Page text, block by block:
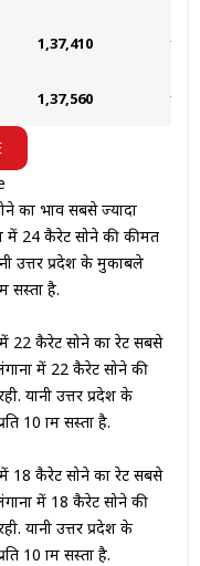
₹1,37,410
₹1,37,560
का भाव सबसे ज्यादा
में 24 कैरेट सोने की कीमत
उत्तर प्रदेश के मुकाबले
सस्ता है.
22 कैरेट सोने का रेट सबसे
में 22 कैरेट सोने की
यानी उत्तर प्रदेश के
10 ग्राम सस्ता है.
18 कैरेट सोने का रेट सबसे
में 18 कैरेट सोने की
यानी उत्तर प्रदेश के
10 ग्राम सस्ता है.